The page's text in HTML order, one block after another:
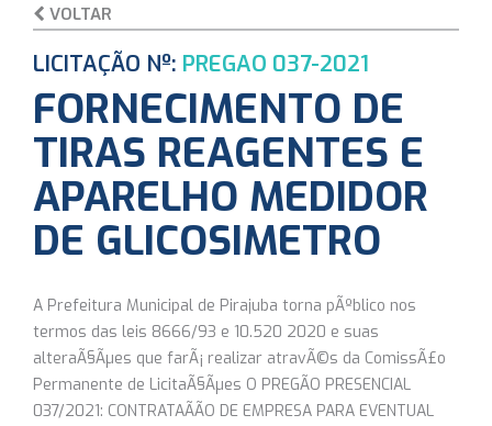
VOLTAR
LICITAÇÃO Nº: PREGAO 037-2021
FORNECIMENTO DE
TIRAS REAGENTES E
APARELHO MEDIDOR
DE GLICOSIMETRO
A Prefeitura Municipal de Pirajuba torna pÃºblico nos
termos das leis 8666/93 e 10.520 2020 e suas
alteraÃ§Ãµes que farÃ¡ realizar atravÃ©s da ComissÃ£o
Permanente de LicitaÃ§Ãµes O PREGÃO PRESENCIAL
037/2021: CONTRATAÃÃO DE EMPRESA PARA EVENTUAL